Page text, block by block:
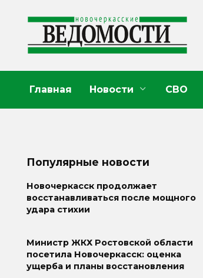
содержанию
Главная Новости СВО
Популярные новости
Новочеркасск продолжает
восстанавливаться после мощного
удара стихии
Министр ЖКХ Ростовской области
посетила Новочеркасск: оценка
ущерба и планы восстановления